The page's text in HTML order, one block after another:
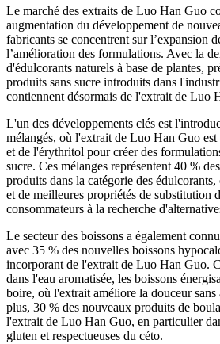
Le marché des extraits de Luo Han Guo
augmentation du développement de
fabricants se concentrent sur l’expansion
l’amélioration des formulations. Avec la
d'édulcorants naturels à base de plantes,
produits sans sucre introduits dans
contiennent désormais de l'extrait de Luo
L'un des développements clés est
mélangés, où l'extrait de Luo Han Guo
et de l'érythritol pour créer des
sucre. Ces mélanges représentent 40 %
produits dans la catégorie des
et de meilleures propriétés de substitution
consommateurs à la recherche
Le secteur des boissons a également
avec 35 % des nouvelles boissons
incorporant de l'extrait de Luo Han Guo.
dans l'eau aromatisée, les boissons
boire, où l'extrait améliore la douceur
plus, 30 % des nouveaux produits de
l'extrait de Luo Han Guo, en particulier
gluten et respectueuses du céto.